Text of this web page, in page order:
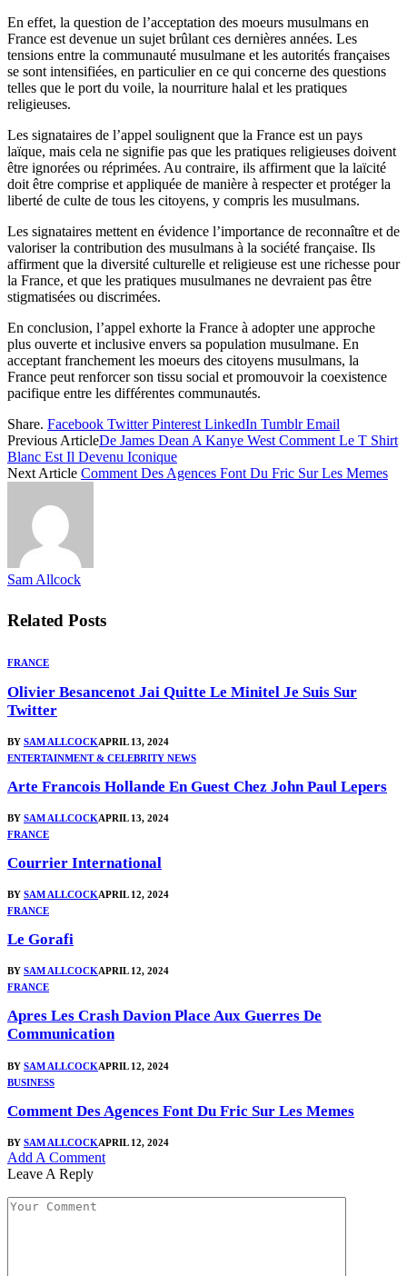
En effet, la question de l’acceptation des moeurs musulmans en
France est devenue un sujet brûlant ces dernières années. Les
tensions entre la communauté musulmane et les autorités françaises
se sont intensifiées, en particulier en ce qui concerne des questions
telles que le port du voile, la nourriture halal et les pratiques
religieuses.
Les signataires de l’appel soulignent que la France est un pays
laïque, mais cela ne signifie pas que les pratiques religieuses doivent
être ignorées ou réprimées. Au contraire, ils affirment que la laïcité
doit être comprise et appliquée de manière à respecter et protéger la
liberté de culte de tous les citoyens, y compris les musulmans.
Les signataires mettent en évidence l’importance de reconnaître et de
valoriser la contribution des musulmans à la société française. Ils
affirment que la diversité culturelle et religieuse est une richesse pour
la France, et que les pratiques musulmanes ne devraient pas être
stigmatisées ou discrimées.
En conclusion, l’appel exhorte la France à adopter une approche
plus ouverte et inclusive envers sa population musulmane. En
acceptant franchement les moeurs des citoyens musulmans, la
France peut renforcer son tissu social et promouvoir la coexistence
pacifique entre les différentes communautés.
Share. Facebook Twitter Pinterest LinkedIn Tumblr Email
Previous ArticleDe James Dean A Kanye West Comment Le T Shirt
Blanc Est Il Devenu Iconique
Next Article Comment Des Agences Font Du Fric Sur Les Memes
Sam Allcock
Related Posts
FRANCE
Olivier Besancenot Jai Quitte Le Minitel Je Suis Sur
Twitter
BY SAM ALLCOCKAPRIL 13, 2024
ENTERTAINMENT & CELEBRITY NEWS
Arte Francois Hollande En Guest Chez John Paul Lepers
BY SAM ALLCOCKAPRIL 13, 2024
FRANCE
Courrier International
BY SAM ALLCOCKAPRIL 12, 2024
FRANCE
Le Gorafi
BY SAM ALLCOCKAPRIL 12, 2024
FRANCE
Apres Les Crash Davion Place Aux Guerres De
Communication
BY SAM ALLCOCKAPRIL 12, 2024
BUSINESS
Comment Des Agences Font Du Fric Sur Les Memes
BY SAM ALLCOCKAPRIL 12, 2024
Add A Comment
Leave A Reply